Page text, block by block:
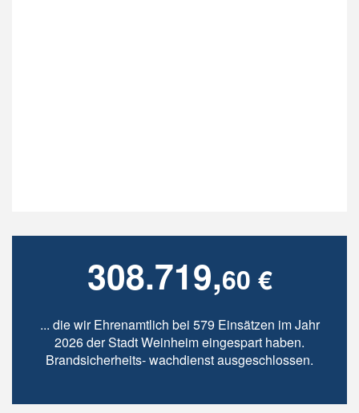
308.719,60 €
... die wir Ehrenamtlich bei 579 Einsätzen im Jahr
2026 der Stadt Weinheim eingespart haben.
Brandsicherheits- wachdienst ausgeschlossen.